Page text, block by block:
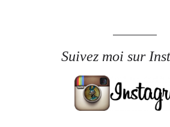
Suivez moi sur